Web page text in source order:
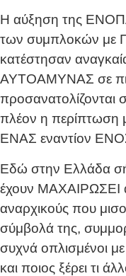
Η αύξηση της
των συμπλοκών με
κατέστησαν
ΑΥΤΟΑΜΥΝΑΣ σε πιο
πλέον η
ΕΝΑΣ εναντίον
Εδώ στην Ελλάδα
έχουν ΜΑΧΑΙΡΩΣΕΙ
αναρχικούς που
σύμβολά της,
συχνά οπλισμένοι
και ποιος ξέρει τι